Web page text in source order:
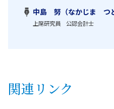
中島 努（なかじま つ
上席研究員 公認会計士
関連リンク